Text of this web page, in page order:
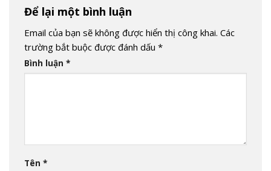
Để lại một bình luận
Email của bạn sẽ không được hiển thị công khai. Các
trường bắt buộc được đánh dấu *
Bình luận *
Tên *